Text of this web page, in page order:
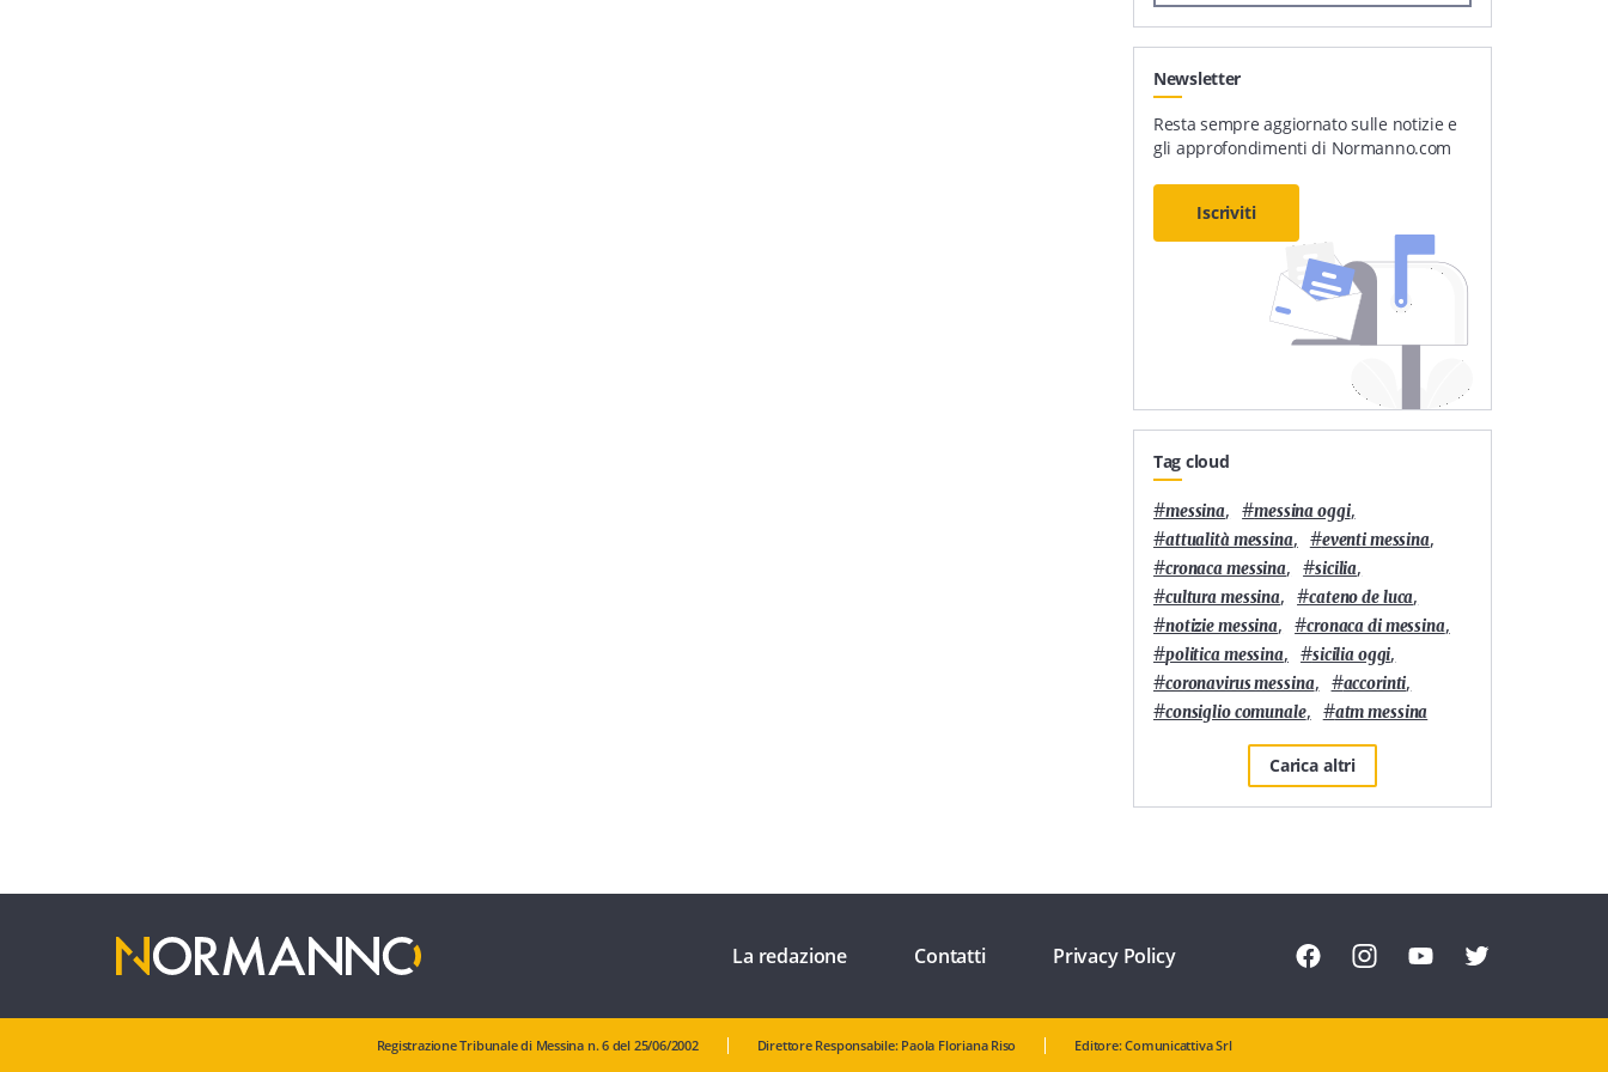
Newsletter
Resta sempre aggiornato sulle notizie e
gli approfondimenti di Normanno.com
Iscriviti
Tag cloud
#messina, #messina oggi,
#attualità messina, #eventi messina,
#cronaca messina, #sicilia,
#cultura messina, #cateno de luca,
#notizie messina, #cronaca di messina,
#politica messina, #sicilia oggi,
#coronavirus messina, #accorinti,
#consiglio comunale, #atm messina
Carica altri
La redazione Contatti Privacy Policy
Registrazione Tribunale di Messina n. 6 del 25/06/2002 Direttore Responsabile: Paola Floriana Riso Editore: Comunicattiva Srl